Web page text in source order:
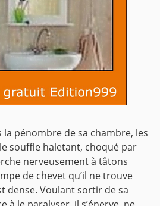
pénombre de sa chambre, les
souffle haletant, choqué par
nerveusement à tâtons
de chevet qu’il ne trouve
dense. Voulant sortir de sa